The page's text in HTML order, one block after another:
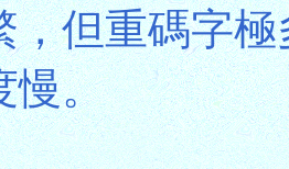
，但重碼字
慢。